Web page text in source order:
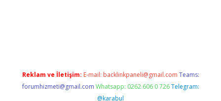
Reklam ve İletişim: E-mail: backlinkpaneli@gmail.com Teams:
forumhizmeti@gmail.com Whatsapp: 0262 606 0 726 Telegram:
@karabul